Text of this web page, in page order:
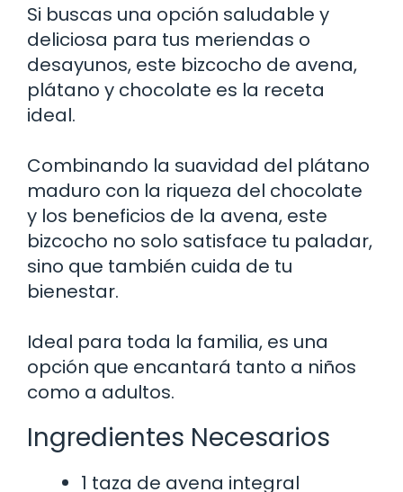
Si buscas una opción saludable y
deliciosa para tus meriendas o
desayunos, este bizcocho de avena,
plátano y chocolate es la receta
ideal.
Combinando la suavidad del plátano
maduro con la riqueza del chocolate
y los beneficios de la avena, este
bizcocho no solo satisface tu paladar,
sino que también cuida de tu
bienestar.
Ideal para toda la familia, es una
opción que encantará tanto a niños
como a adultos.
Ingredientes Necesarios
1 taza de avena integral